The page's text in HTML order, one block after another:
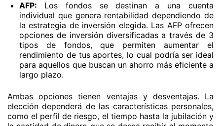
AFP: Los fondos se destinan a una cuenta
individual que genera rentabilidad dependiendo de
la estrategia de inversión elegida. Las AFP ofrecen
opciones de inversión diversificadas a través de 3
tipos de fondos, que permiten aumentar el
rendimiento de tus aportes, lo cual podría ser ideal
para aquellos que buscan un ahorro más eficiente a
largo plazo.
Ambas opciones tienen ventajas y desventajas. La
elección dependerá de las características personales,
como el perfil de riesgo, el tiempo hasta la jubilación y